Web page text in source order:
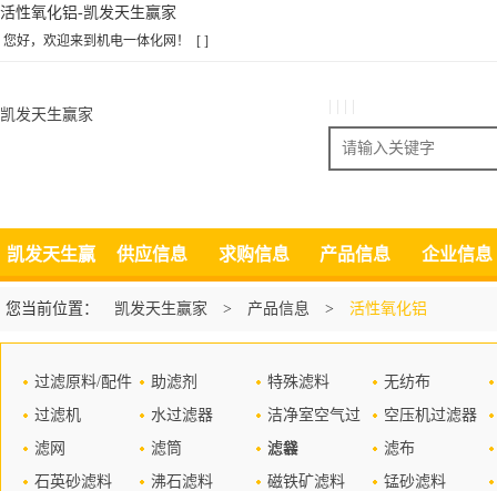
活性氧化铝-凯发天生赢家
您好，欢迎来到机电一体化网！ [ ]
凯发天生赢家
搜索
凯发天生赢
家
供应信息 求购信息 产品信息 企业信息
您当前位置： 凯发天生赢家 > 产品信息 > 活性氧化铝
过滤原料/配件 助滤剂 特殊滤料
无纺布
过滤机
水过滤器
洁净室空气过
滤器
空压机过滤器
滤网
滤筒 滤袋
滤布
石英砂滤料
沸石滤料 磁铁矿滤料
锰砂滤料